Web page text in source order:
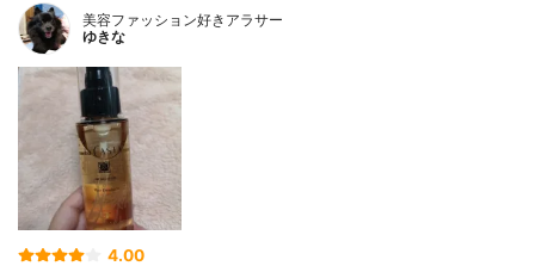
美容ファッション好きアラサー
ゆきな
4.00